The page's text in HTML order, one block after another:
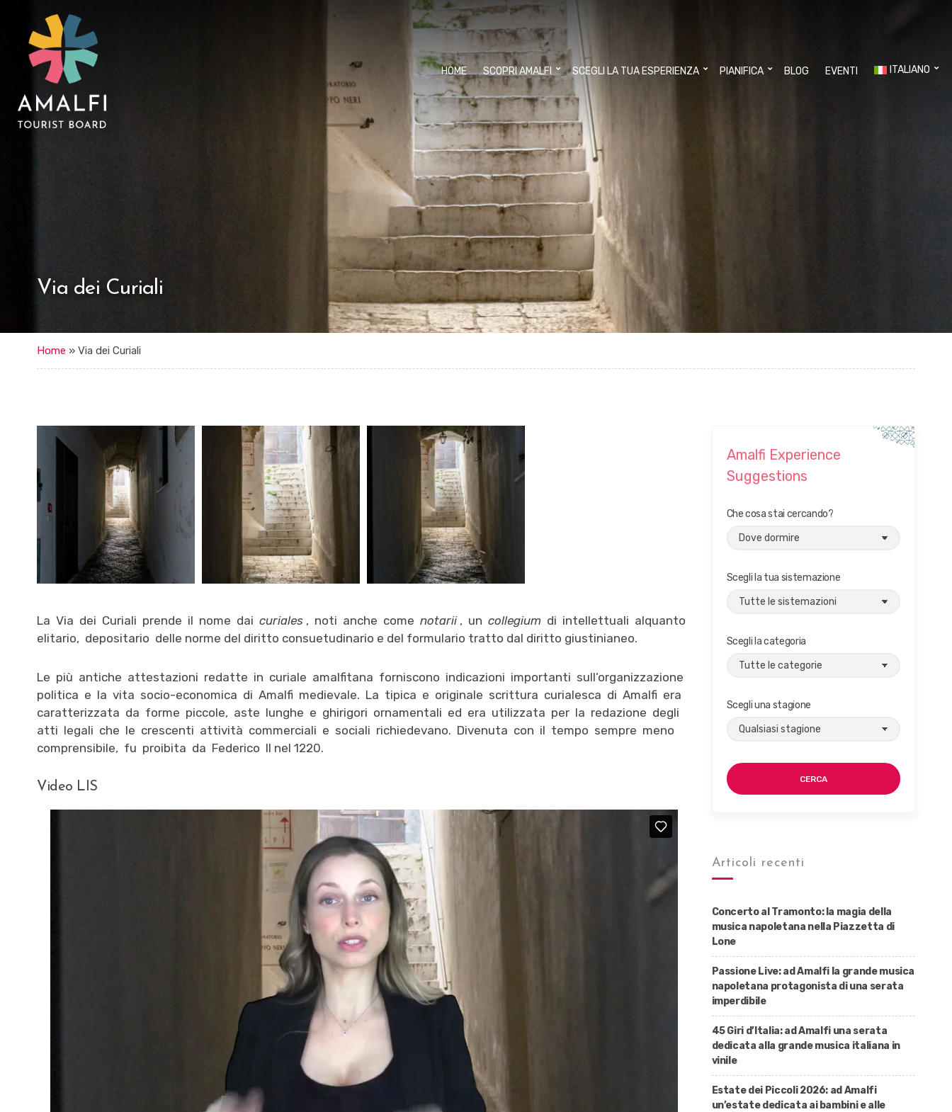
HOME SCOPRI AMALFI SCEGLI LA TUA ESPERIENZA PIANIFICA BLOG EVENTI ITALIANO
Via dei Curiali
Home » Via dei Curiali
La Via dei Curiali prende il nome dai curiales , noti anche come notarii, un collegium di intellettuali alquanto
elitario, depositario delle norme del diritto consuetudinario e del formulario tratto dal diritto giustinianeo.
Le più antiche attestazioni redatte in curiale amalfitana forniscono indicazioni importanti sull’organizzazione
politica e la vita socio-economica di Amalfi medievale. La tipica e originale scrittura curialesca di Amalfi era
caratterizzata da forme piccole, aste lunghe e ghirigori ornamentali ed era utilizzata per la redazione degli
atti legali che le crescenti attività commerciali e sociali richiedevano. Divenuta con il tempo sempre meno
comprensibile, fu proibita da Federico II nel 1220.
Video LIS
Amalfi Experience
Suggestions
Che cosa stai cercando?
Scegli la tua sistemazione
Scegli la categoria
Scegli una stagione
CERCA
Articoli recenti
Concerto al Tramonto: la magia della
musica napoletana nella Piazzetta di
Lone
Passione Live: ad Amalfi la grande musica
napoletana protagonista di una serata
imperdibile
45 Giri d’Italia: ad Amalfi una serata
dedicata alla grande musica italiana in
vinile
Estate dei Piccoli 2026: ad Amalfi
un’estate dedicata ai bambini e alle